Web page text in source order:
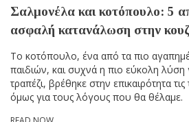
Σαλμονέλα και κοτόπουλο: 5
ασφαλή κατανάλωση στην
Το κοτόπουλο, ένα από τα πιο
παιδιών, και συχνά η πιο εύκολη λύση
τραπέζι, βρέθηκε στην επικαιρότητα τις
όμως για τους λόγους που θα θέλαμε.